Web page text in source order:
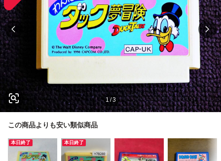
1/3
この商品よりも安い類似商品
本日終了 本日終了